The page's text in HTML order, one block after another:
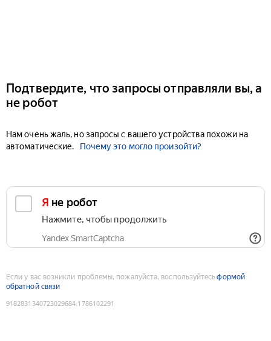
Подтвердите, что запросы отправляли вы, а
не робот
Нам очень жаль, но запросы с вашего устройства похожи на
автоматические.
Почему это могло произойти?
Я не робот
Нажмите, чтобы продолжить
Yandex SmartCaptcha
Если у вас возникли проблемы, пожалуйста, воспользуйтесьформой
обратной связи
9182831340723029684:1786102291